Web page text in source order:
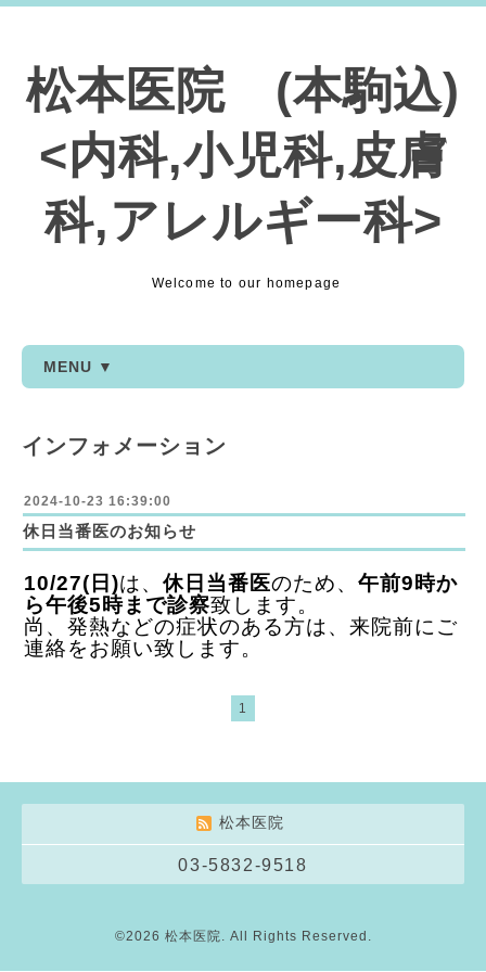
松本医院 (本駒込)
<内科,小児科,皮膚
科,アレルギー科>
Welcome to our homepage
MENU ▼
インフォメーション
2024-10-23 16:39:00
休日当番医のお知らせ
10/27(日)は、 休日当番医のため、 午前9時か
ら午後5時まで診察致します。
尚、発熱などの症状のある方は、来院前にご
連絡をお願い致します。
1
松本医院
03-5832-9518
©2026 松本医院. All Rights Reserved.